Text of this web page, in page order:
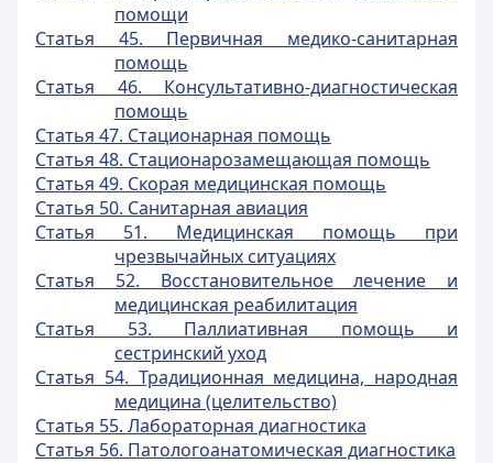
помощи
Статья 45. Первичная медико-санитарная
помощь
Статья 46. Консультативно-диагностическая
помощь
Статья 47. Стационарная помощь
Статья 48. Стационарозамещающая помощь
Статья 49. Скорая медицинская помощь
Статья 50. Санитарная авиация
Статья 51. Медицинская помощь при
чрезвычайных ситуациях
Статья 52. Восстановительное лечение и
медицинская реабилитация
Статья 53. Паллиативная помощь и
сестринский уход
Статья 54. Традиционная медицина, народная
медицина (целительство)
Статья 55. Лабораторная диагностика
Статья 56. Патологоанатомическая диагностика